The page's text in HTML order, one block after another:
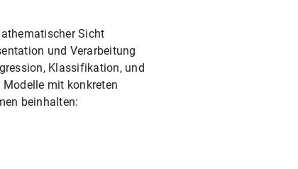
Sicht
und Verarbeitung
Klassifikation, und
mit konkreten
beinhalten: